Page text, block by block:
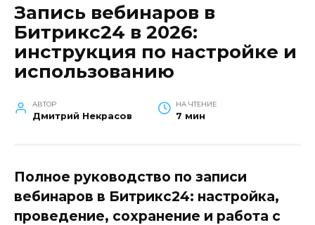
Запись вебинаров в
Битрикс24 в 2026:
инструкция по настройке и
использованию
АВТОР
Дмитрий Некрасов
НА ЧТЕНИЕ
7 мин
Полное руководство по записи
вебинаров в Битрикс24: настройка,
проведение, сохранение и работа с